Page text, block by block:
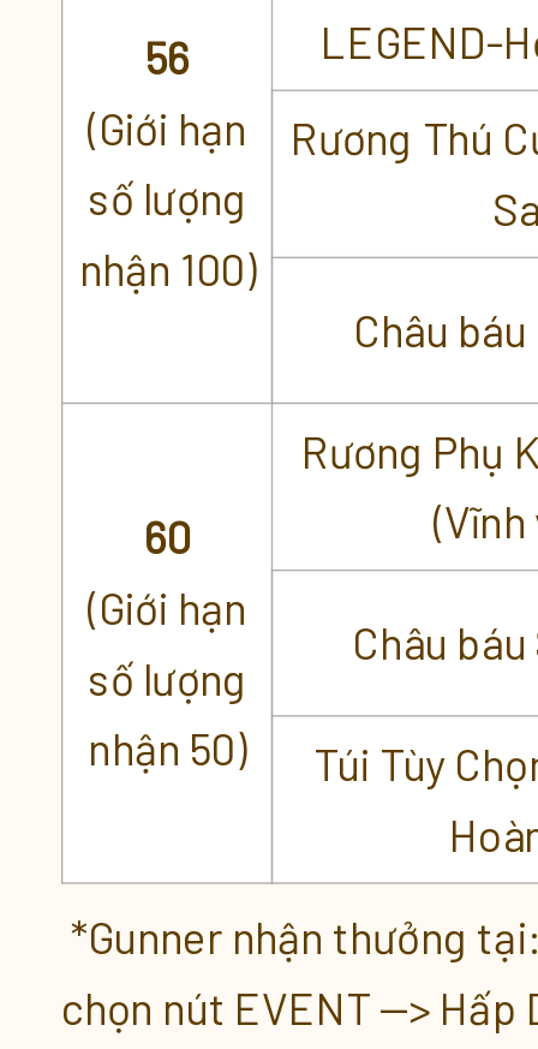
56
(Giới hạn
số lượng
nhận 100)
LEGEND-
Rương Thú
Châu
60
(Giới hạn
số lượng
nhận 50)
Rương Phụ
Châu
Túi Tùy
*Gunner nhận thưởng
chọn nút EVENT --> Hấp